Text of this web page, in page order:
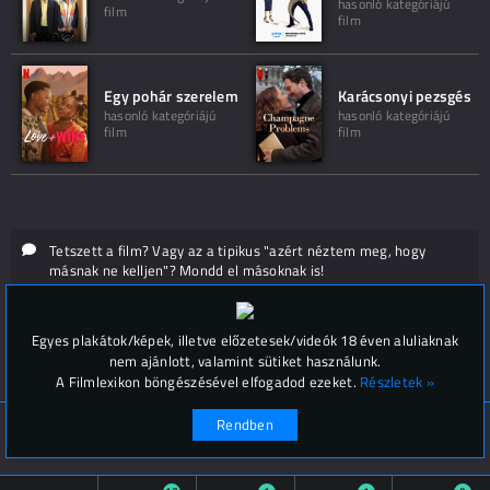
film film
Egy pohár szerelem
hasonló kategóriájú
film
Karácsonyi pezsgés
hasonló kategóriájú
film
Tetszett a film? Vagy az a tipikus "azért néztem meg, hogy
másnak ne kelljen"? Mondd el másoknak is!
Hozzászólások (
© Filmlexikon 2019-2026
Kapcsolat, impresszum
Egyes plakátok/képek, illetve előzetesek/videók 18 éven aluliaknak
nem ajánlott, valamint sütiket használunk.
A Filmlexikon böngészésével elfogadod ezeket. Részletek »
Rendben